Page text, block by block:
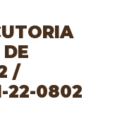
/
22-0802